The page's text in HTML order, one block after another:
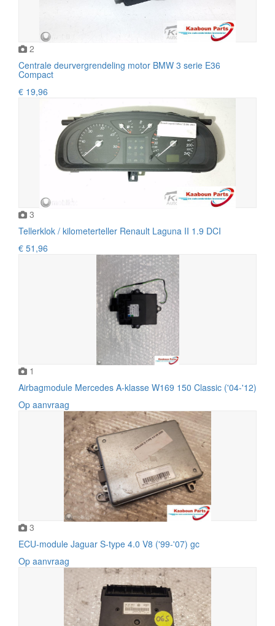
2
Centrale deurvergrendeling motor BMW 3 serie E36
Compact
€ 19,96
3
Tellerklok / kilometerteller Renault Laguna II 1.9 DCI
€ 51,96
1
Airbagmodule Mercedes A-klasse W169 150 Classic ('04-'12)
Op aanvraag
3
ECU-module Jaguar S-type 4.0 V8 ('99-'07) gc
Op aanvraag